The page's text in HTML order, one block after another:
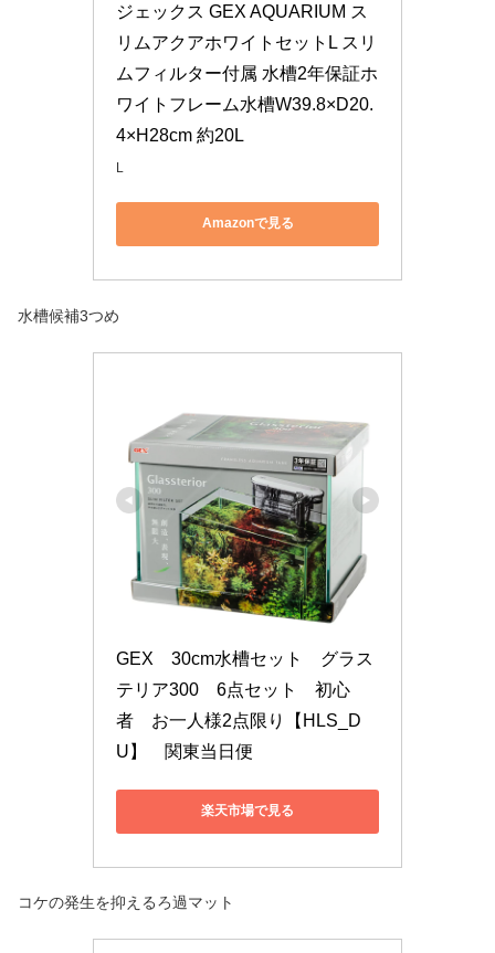
ジェックス GEX AQUARIUM ス
リムアクアホワイトセットL スリ
ムフィルター付属 水槽2年保証ホ
ワイトフレーム水槽W39.8×D20.
4×H28cm 約20L
L
Amazonで見る
水槽候補3つめ
GEX　30cm水槽セット　グラス
テリア300　6点セット　初心
者　お一人様2点限り【HLS_D
U】　関東当日便
楽天市場で見る
コケの発生を抑えるろ過マット